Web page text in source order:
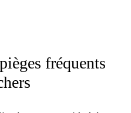
fréquents